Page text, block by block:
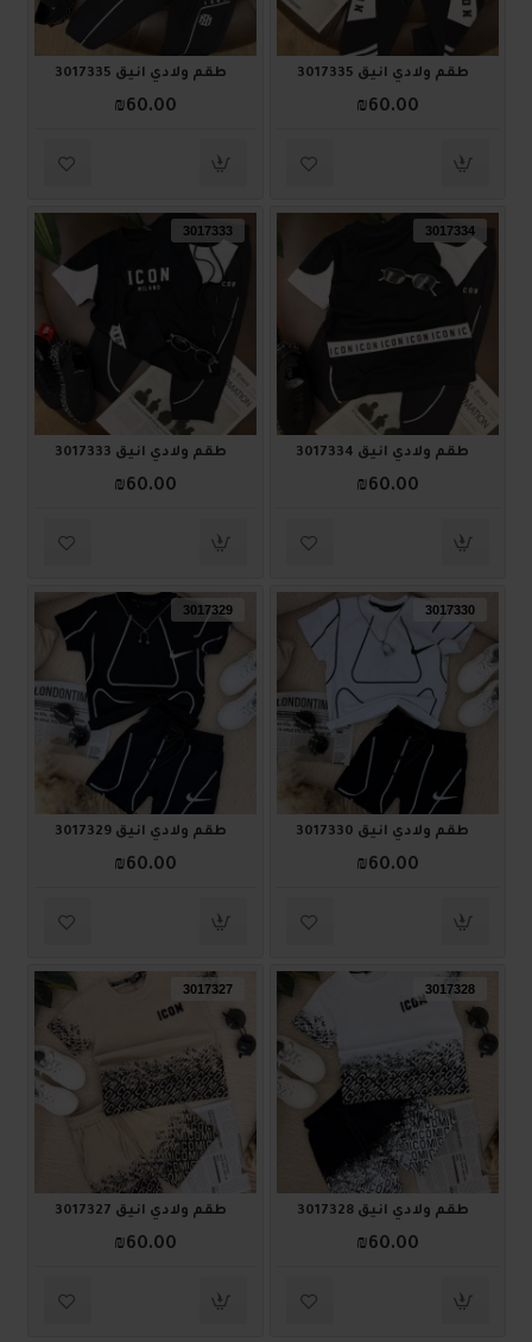
طقم ولادي أنيق 3017335
₪60.00
طقم ولادي أنيق 3017335
₪60.00
3017334
طقم ولادي أنيق 3017334
₪60.00
3017333
طقم ولادي أنيق 3017333
₪60.00
3017330
طقم ولادي أنيق 3017330
₪60.00
3017329
طقم ولادي أنيق 3017329
₪60.00
3017328
طقم ولادي أنيق 3017328
₪60.00
3017327
طقم ولادي أنيق 3017327
₪60.00